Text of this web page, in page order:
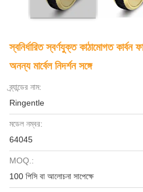
স্বনির্ধারিত স্বর্ণযুক্ত কাঠামোগত কার্বন
অনন্য মার্বেল নিদর্শন সঙ্গে
ব্র্যান্ডের নাম:
Ringentle
মডেল নম্বর:
64045
MOQ.:
100 পিসি বা আলোচনা সাপেক্ষে